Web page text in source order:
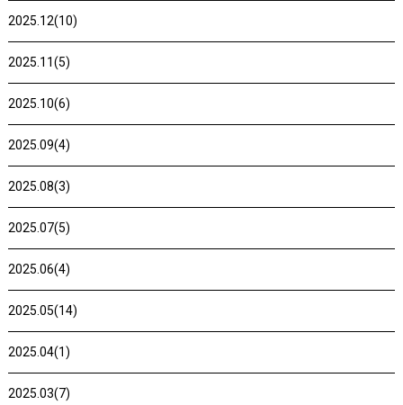
2025.12(10)
2025.11(5)
2025.10(6)
2025.09(4)
2025.08(3)
2025.07(5)
2025.06(4)
2025.05(14)
2025.04(1)
2025.03(7)